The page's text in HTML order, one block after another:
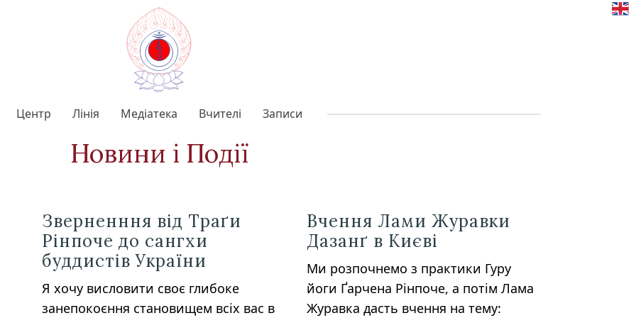
Центр Лінія Медіатека Вчителі Записи
Новини і Події
Зверненння від Траґи
Рінпоче до сангхи
буддистів України
Я хочу висловити своє глибоке
занепокоєння становищем всіх вас в
Вчення Лами Журавки
Дазанґ в Києві
Ми розпочнемо з практики Гуру
йоги Ґарчена Рінпоче, а потім Лама
Журавка дасть вчення на тему: